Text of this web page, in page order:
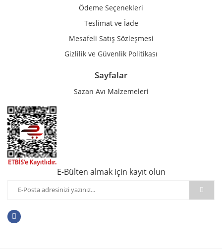
Ödeme Seçenekleri
Teslimat ve İade
Mesafeli Satış Sözleşmesi
Gizlilik ve Güvenlik Politikası
Sayfalar
Sazan Avı Malzemeleri
E-Bülten almak için kayıt olun